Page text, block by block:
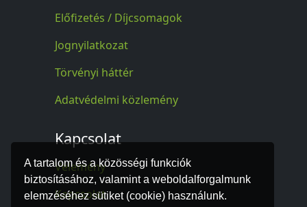
A tartalom és a közösségi funkciók
biztosításához, valamint a weboldalforgalmunk
elemzéséhez sütiket (cookie) használunk.
Előfizetés / Díjcsomagok
Jognyilatkozat
Törvényi háttér
Adatvédelmi közlemény
Kapcsolat
Vélemény
Kapcsolat